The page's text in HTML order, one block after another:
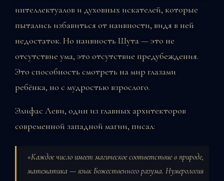
интеллектуалов и духовных искателей, которые
пытались избавиться от наивности, видя в ней
недостаток. Но наивность Шута — это не
отсутствие ума, это отсутствие предубеждения.
Это способность смотреть на мир глазами
ребёнка, но с мудростью взрослого.
Элифас Леви, один из главных архитекторов
современной западной магии, писал:
«Каждое число имеет магическое соответствие в природе,
математика — язык Божественного разума. Нумерология